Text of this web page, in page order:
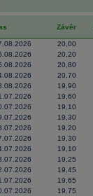
Závěr
20,00
20,20
20,80
20,70
19,90
19,60
19,10
19,30
19,20
19,30
19,10
19,25
19,45
19,65
19,75